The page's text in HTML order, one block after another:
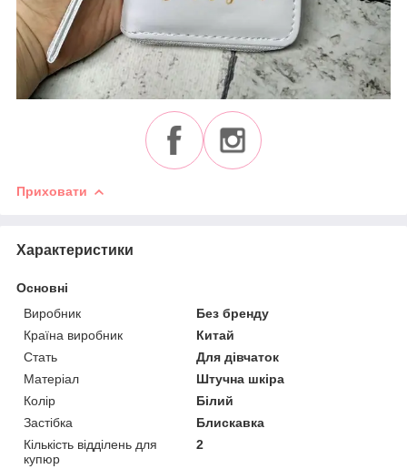
Приховати
Характеристики
Основні
Виробник
Без бренду
Країна виробник
Китай
Стать
Для дівчаток
Матеріал
Штучна шкіра
Колір
Білий
Застібка
Блискавка
Кількість відділень для
купюр
2